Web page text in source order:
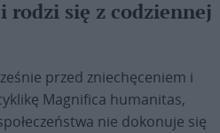
rodzi się z codziennej
przed zniechęceniem i
Magnifica humanitas,
nie dokonuje się